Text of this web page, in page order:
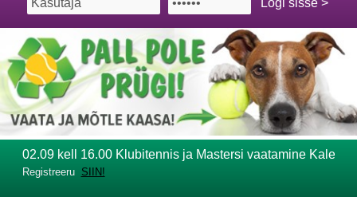
02.09 kell 16.00 Klubitennis ja Mastersi vaatamine Kalevi
Registreeru SIIN!